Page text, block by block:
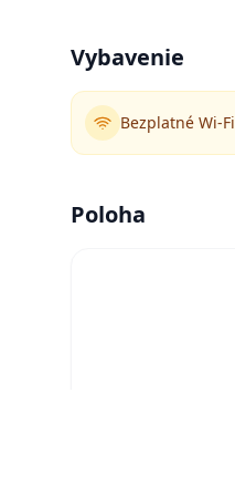
Vybavenie
Bezplatné Wi-Fi
Poloha